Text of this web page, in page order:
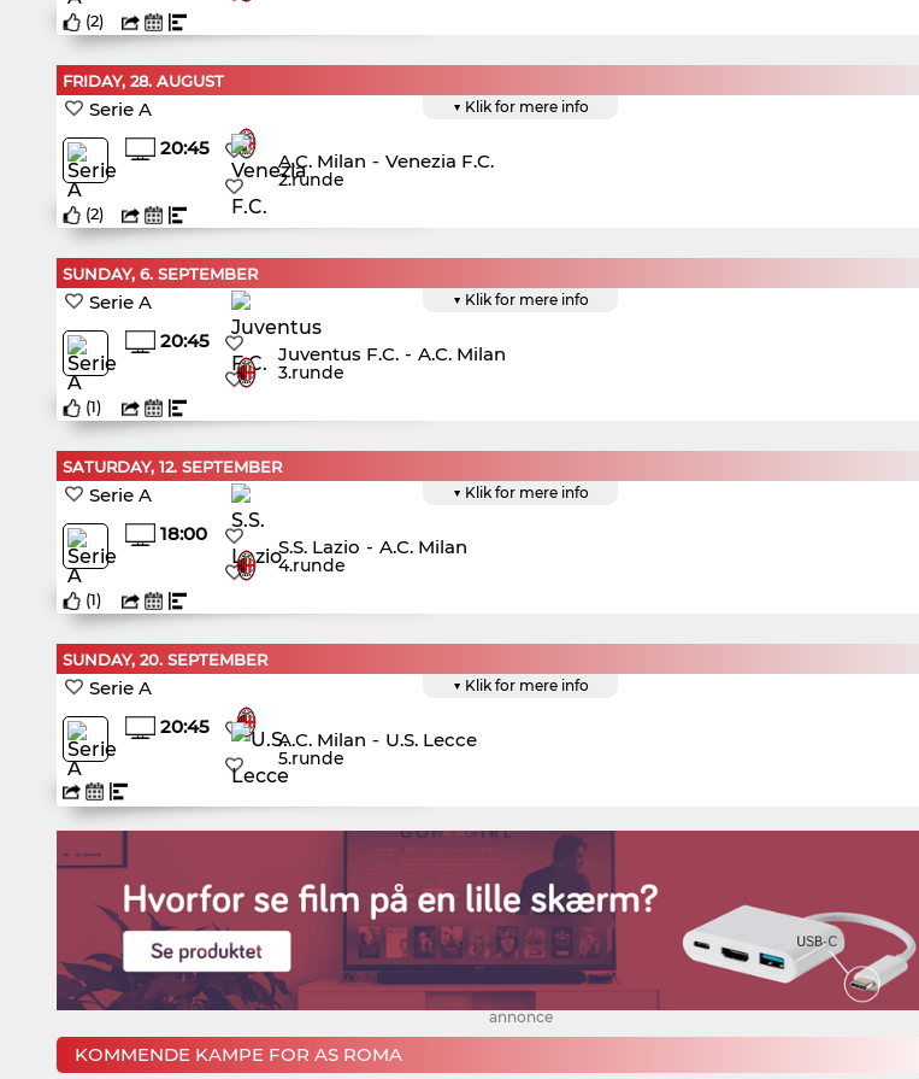
(2)
FRIDAY, 28. AUGUST
▼ Klik for mere info
Serie A
20:45
A.C. Milan - Venezia F.C.
2.runde
(2)
SUNDAY, 6. SEPTEMBER
▼ Klik for mere info
Serie A
20:45
Juventus F.C. - A.C. Milan
3.runde
(1)
SATURDAY, 12. SEPTEMBER
▼ Klik for mere info
Serie A
18:00
S.S. Lazio - A.C. Milan
4.runde
(1)
SUNDAY, 20. SEPTEMBER
▼ Klik for mere info
Serie A
20:45
A.C. Milan - U.S. Lecce
5.runde
annonce
KOMMENDE KAMPE FOR AS ROMA